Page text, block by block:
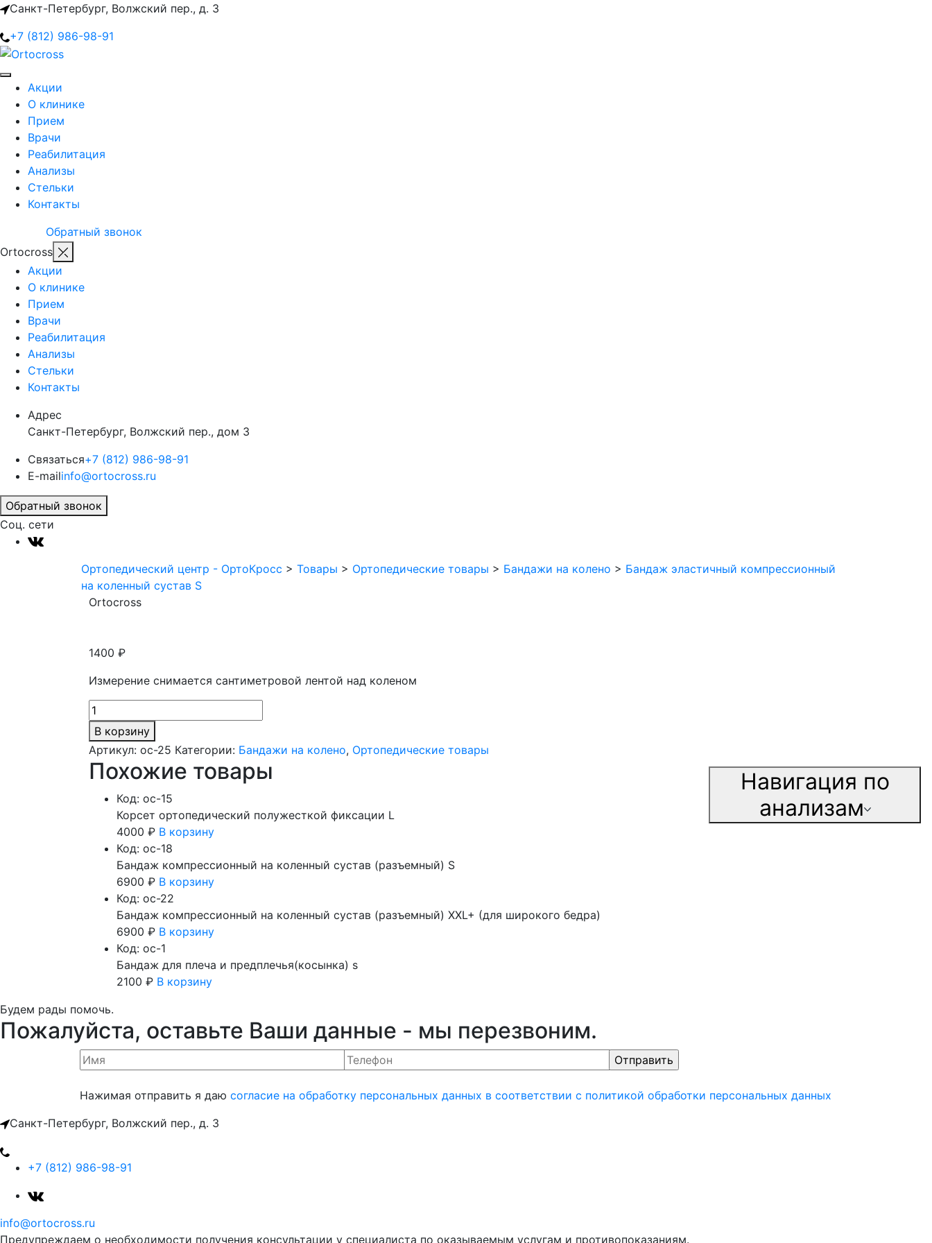
Санкт-Петербург, Волжский пер., д. 3
+7 (812) 986-98-91
Акции
О клинике
Прием
Врачи
Реабилитация
Анализы
Стельки
Контакты
Обратный звонок
Ortocross
Акции
О клинике
Прием
Врачи
Реабилитация
Анализы
Стельки
Контакты
Адрес
Санкт-Петербург, Волжский пер., дом 3
Связаться+7 (812) 986-98-91
E-mailinfo@ortocross.ru
Обратный звонок
Соц. сети
Ортопедический центр - ОртоКросс > Товары > Ортопедические товары > Бандажи на колено > Бандаж эластичный компрессионный
на коленный сустав S
Ortocross
1400 ₽
Измерение снимается сантиметровой лентой над коленом
Количество
товара
Бандаж
эластичный
компрессионный
коленный
сустав S
В корзину
Артикул: oc-25 Категории: Бандажи на колено, Ортопедические товары
Похожие товары
Код: oc-15
Корсет ортопедический полужесткой фиксации L
4000 ₽ В корзину
Код: oc-18
Бандаж компрессионный на коленный сустав (разъемный) S
6900 ₽ В корзину
Код: oc-22
Бандаж компрессионный на коленный сустав (разъемный) XXL+ (для широкого бедра)
6900 ₽ В корзину
Код: oc-1
Бандаж для плеча и предплечья(косынка) s
2100 ₽ В корзину
Навигация по
анализам
Будем рады помочь.
Пожалуйста, оставьте Ваши данные - мы перезвоним.
Нажимая отправить я даю согласие на обработку персональных данных в соответствии с политикой обработки персональных данных
Санкт-Петербург, Волжский пер., д. 3
+7 (812) 986-98-91
info@ortocross.ru
Предупреждаем о необходимости получения консультации у специалиста по оказываемым услугам и противопоказаниям.